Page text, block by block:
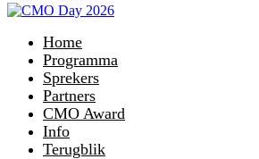
Home
Programma
Sprekers
Partners
CMO Award
Info
Terugblik